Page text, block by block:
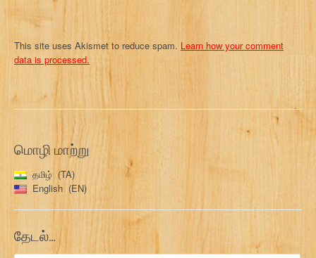
This site uses Akismet to reduce spam. Learn how your comment
data is processed.
மொழி மாற்று
தமிழ்
TA
English
EN
தேடல்…